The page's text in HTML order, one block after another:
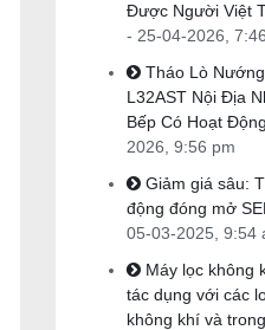
Được Người Việt
- 25-04-2026,
Tháo Lò
L32AST Nội Địa
Bếp Có Hoạt
2026, 9:56 pm
Giảm giá sâu:
động đóng mở
05-03-2025, 9:54
Máy lọc không
tác dụng với các
không khí và